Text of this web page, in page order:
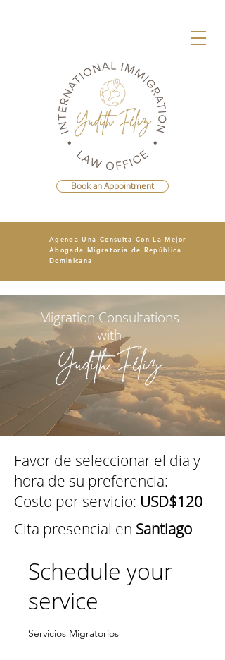
Book an Appointment
Agenda Una Consulta Con La Mejor
Abogada Migratoria de República
Dominicana
Migration Consultations
with
Favor de seleccionar el dia y
hora de su preferencia:
Costo por servicio: USD$120
Cita presencial en Santiago
Schedule your
service
Servicios Migratorios